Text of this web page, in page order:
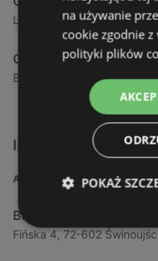
Lutego, 26, 64-920 Piła
Carrefour
Bayeux, 1, 89-604 Chojnice
Inne sklepy
ADRES
Biedronka
Fińska 4, 72-602
na używanie
cookie zgodnie
polityki plików
POKAŻ